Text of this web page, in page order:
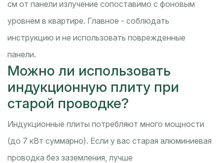
см от панели излучение сопоставимо с фоновым
уровнем в квартире. Главное - соблюдать
инструкцию и не использовать поврежденные
панели.
Можно ли использовать
индукционную плиту при
старой проводке?
Индукционные плиты потребляют много мощности
(до 7 кВт суммарно). Если у вас старая алюминиевая
проводка без заземления, лучше